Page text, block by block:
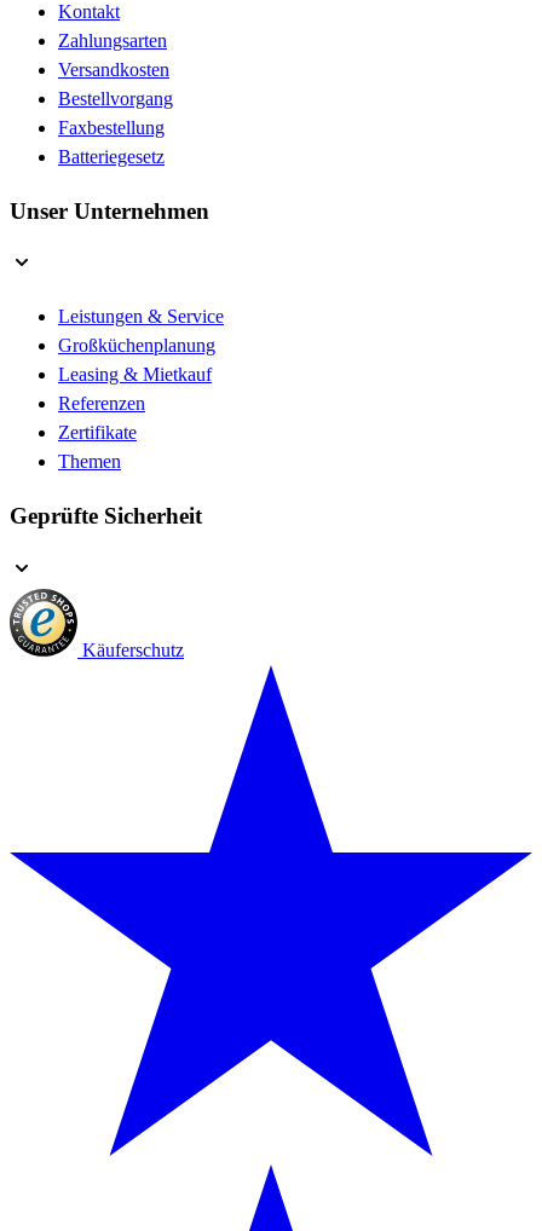
Kontakt
Zahlungsarten
Versandkosten
Bestellvorgang
Faxbestellung
Batteriegesetz
Unser Unternehmen
Leistungen & Service
Großküchenplanung
Leasing & Mietkauf
Referenzen
Zertifikate
Themen
Geprüfte Sicherheit
Käuferschutz